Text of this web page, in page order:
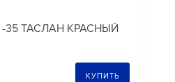
ТАСЛАН КРАСНЫЙ
КУПИТЬ